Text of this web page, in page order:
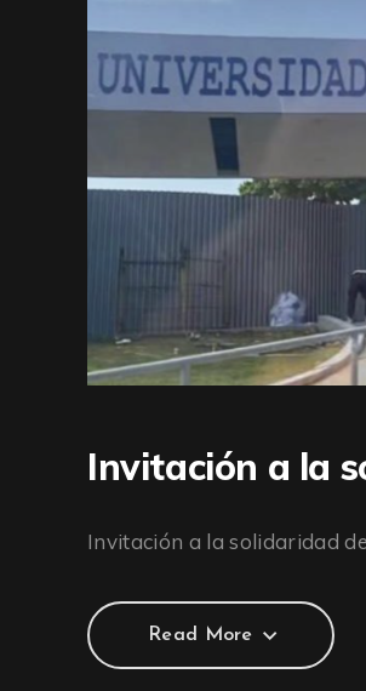
Invitación a la
Invitación a la solidaridad
Read More